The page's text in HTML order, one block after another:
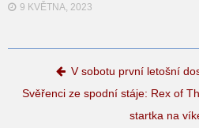
9 KVĚTNA, 2023
Post navigation
V sobotu první letošní
Svěřenci ze spodní stáje: Rex of
startka na